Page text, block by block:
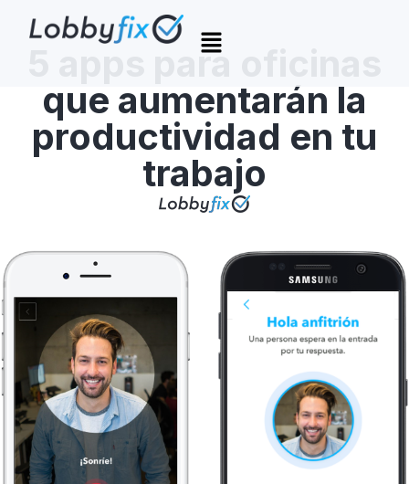
5 apps para oficinas
que aumentarán la
productividad en tu
trabajo